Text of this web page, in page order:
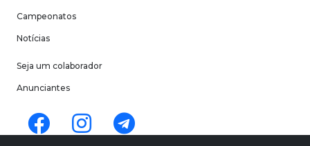
Campeonatos
Notícias
Seja um colaborador
Anunciantes